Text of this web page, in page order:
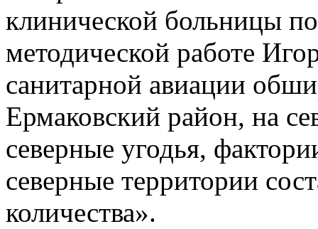
клинической больницы
методической работе
санитарной авиации
Ермаковский район, на
северные угодья,
северные территории
количества».